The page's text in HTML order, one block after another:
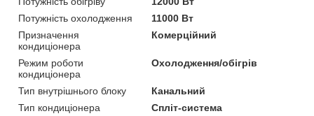
Потужність охолодження
11000 Вт
Призначення
кондиціонера
Комерційний
Режим роботи
кондиціонера
Охолодження/обігрів
Тип внутрішнього блоку
Канальний
Тип кондиціонера
Спліт-система